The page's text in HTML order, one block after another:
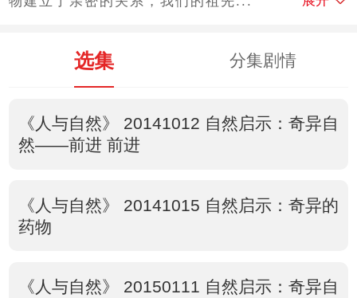
选集 分集剧情
《人与自然》 20141012 自然启示：奇异自
然——前进 前进
《人与自然》 20141015 自然启示：奇异的
药物
《人与自然》 20150111 自然启示：奇异自